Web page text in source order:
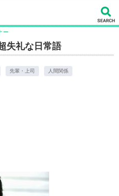
ー
失礼な日常語
先輩・上司 人間関係